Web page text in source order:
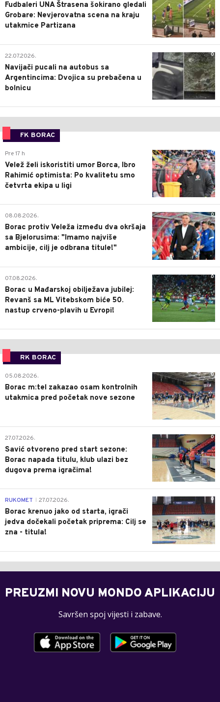
Fudbaleri UNA Štrasena šokirano gledali
Grobare: Nevjerovatna scena na kraju
utakmice Partizana
0
22.07.2026.
Navijači pucali na autobus sa
Argentincima: Dvojica su prebačena u
bolnicu
FK BORAC
0
Pre 17 h
Velež želi iskoristiti umor Borca, Ibro
Rahimić optimista: Po kvalitetu smo
četvrta ekipa u ligi
0
08.08.2026.
Borac protiv Veleža između dva okršaja
sa Bjelorusima: "Imamo najviše
ambicije, cilj je odbrana titule!"
0
07.08.2026.
Borac u Mađarskoj obilježava jubilej:
Revanš sa ML Vitebskom biće 50.
nastup crveno-plavih u Evropi!
RK BORAC
0
05.08.2026.
Borac m:tel zakazao osam kontrolnih
utakmica pred početak nove sezone
0
27.07.2026.
Savić otvoreno pred start sezone:
Borac napada titulu, klub ulazi bez
dugova prema igračima!
0
RUKOMET 27.07.2026.
Borac krenuo jako od starta, igrači
jedva dočekali početak priprema: Cilj se
zna - titula!
PREUZMI NOVU MONDO APLIKACIJU
Savršen spoj vijesti i zabave.